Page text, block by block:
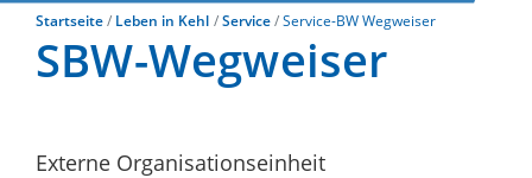
Startseite Leben in Kehl Service Service-BW Wegweiser
SBW-Wegweiser
Externe Organisationseinheit